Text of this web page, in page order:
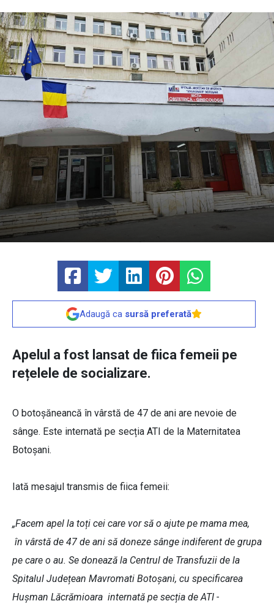
Adaugă ca sursă preferată
Apelul a fost lansat de fiica femeii pe
rețelele de socializare.
O botoșăneancă în vârstă de 47 de ani are nevoie de
sânge. Este internată pe secția ATI de la Maternitatea
Botoșani.
Iată mesajul transmis de fiica femeii:
„Facem apel la toți cei care vor să o ajute pe mama mea,
în vârstă de 47 de ani să doneze sânge indiferent de grupa
pe care o au. Se donează la Centrul de Transfuzii de la
Spitalul Județean Mavromati Botoșani, cu specificarea
Hușman Lăcrămioara internată pe secția de ATI -